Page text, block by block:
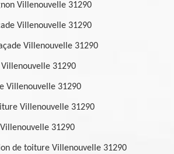
Villenouvelle 31290
Villenouvelle 31290
Villenouvelle 31290
31290
Villenouvelle 31290
Villenouvelle 31290
31290
de toiture Villenouvelle 31290